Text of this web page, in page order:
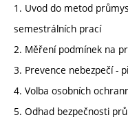
1. Uvod do metod
semestrálních prací
2. Měření podmínek na
3. Prevence nebezpečí -
4. Volba osobních
5. Odhad bezpečnosti